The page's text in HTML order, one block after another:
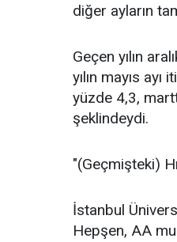
diğer ayların
Geçen yılın
yılın mayıs
yüzde 4,3,
şeklindeydi.
"(Geçmişteki)
İstanbul
Hepşen, AA